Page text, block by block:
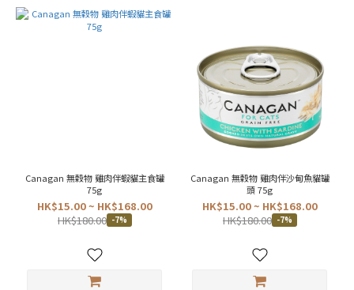
Canagan 無穀物 雞肉伴蝦貓主食罐
75g
HK$15.00 ~ HK$168.00
HK$180.00 -7%
Canagan 無穀物 雞肉伴沙甸魚貓罐
頭 75g
HK$15.00 ~ HK$168.00
HK$180.00 -7%